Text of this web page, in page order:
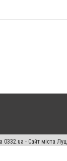
- Сайт міста